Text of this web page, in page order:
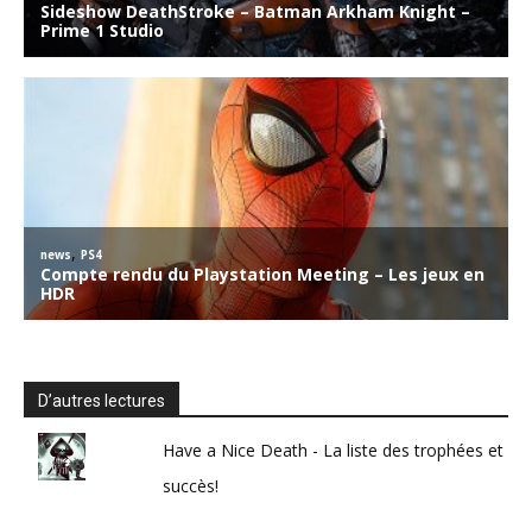
D’autres lectures
Have a Nice Death - La liste des trophées et
succès!